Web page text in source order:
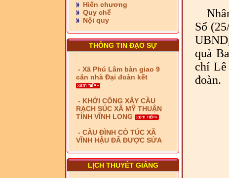
Hiến chương
Quy chế
Nội quy
THÔNG TIN ĐẠO SỰ
- Xã Châu Phú khánh
kênh Quốc Gia
- Xã Phú Lâm bàn giao 9
- KHỞI CÔNG XÂY CẦU
RẠCH SÚC XÃ MỸ THUẬN
TỈNH VĨNH LONG
- CẦU ĐÌNH CỎ TÚC XÃ
VĨNH HẬU ĐÃ ĐƯỢC SỬA
CHỮA
- Bàn giao 10 căn nhà Đại
đoàn kết cho hộ có hoàn
cảnh khó khăn tại xã Tây
Yên
LỊCH THUYẾT GIẢNG
Sổ
quà
chí
đoàn.